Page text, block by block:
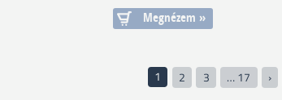
Megnézem »
1 2 3 … 17 ›